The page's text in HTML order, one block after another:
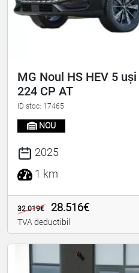
MG Noul HS HEV 5
224 CP AT
ID stoc: 17465
NOU
2025
1 km
32.019€ 28.516€
TVA deductibil